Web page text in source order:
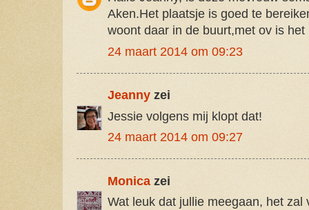
Aken.Het plaatsje is goed te
woont daar in de buurt,met ov is het
24 maart 2014 om 09:23
Jeanny zei
Jessie volgens mij klopt dat!
24 maart 2014 om 09:27
Monicazei
Wat leuk dat jullie meegaan, het zal